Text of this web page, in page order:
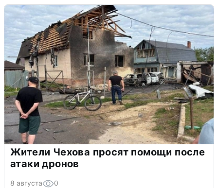
Жители Чехова просят помощи после
атаки дронов
8 августа 0